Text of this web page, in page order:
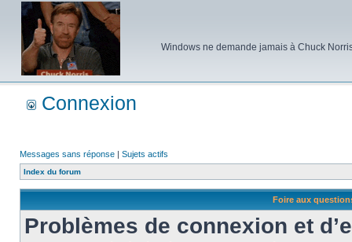
Windows ne demande jamais à Chuck
Connexion
Messages sans réponse | Sujets actifs
Index du forum
Foire aux
Problèmes de connexion et